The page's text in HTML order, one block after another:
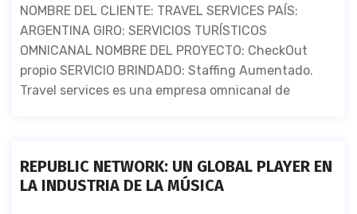
NOMBRE DEL CLIENTE: TRAVEL SERVICES PAÍS:
ARGENTINA GIRO: SERVICIOS TURÍSTICOS
OMNICANAL NOMBRE DEL PROYECTO: CheckOut
propio SERVICIO BRINDADO: Staffing Aumentado.
Travel services es una empresa omnicanal de
REPUBLIC NETWORK: UN GLOBAL PLAYER EN
LA INDUSTRIA DE LA MÚSICA